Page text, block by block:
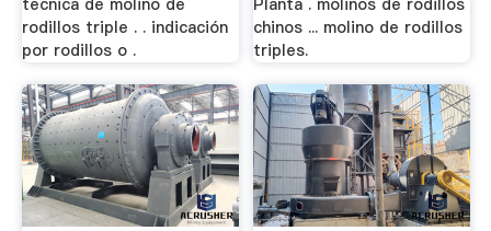
tecnica de molino de
rodillos triple . . indicación
por rodillos o .
Planta . molinos de rodillos
chinos ... molino de rodillos
triples.